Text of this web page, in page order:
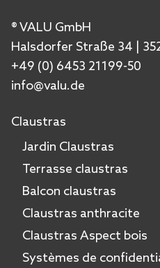
® VALU GmbH
Halsdorfer Straße 34 |
+49 (0) 6453 21199-50
info@valu.de
Claustras
Jardin Claustras
Terrasse claustras
Balcon claustras
Claustras anthracite
Claustras Aspect bois
Systèmes de